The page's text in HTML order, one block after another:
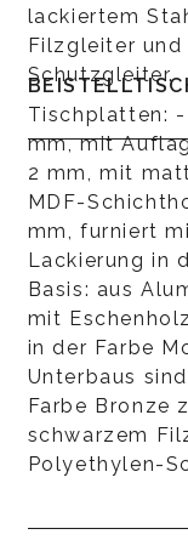
lackiertem
Filzgleiter
Schutzgleiter.
Tischplatten: -
mm, mit
2 mm, mit
MDF-
mm, furniert
Lackierung in
Basis: aus
mit
in der Farbe
Unterbaus
Farbe Bronze
schwarzem
Polyethylen-